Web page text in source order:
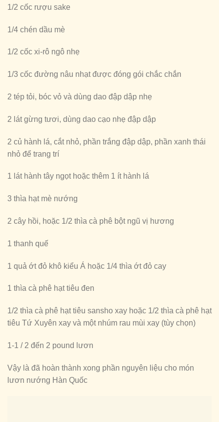
1/2 cốc rượu sake
1/4 chén dầu mè
1/2 cốc xi-rô ngô nhẹ
1/3 cốc đường nâu nhạt được đóng gói chắc chắn
2 tép tỏi, bóc vỏ và dùng dao đập dập nhẹ
2 lát gừng tươi, dùng dao cạo nhẹ đập dập
2 củ hành lá, cắt nhỏ, phần trắng đập dập, phần xanh thái
nhỏ để trang trí
1 lát hành tây ngọt hoặc thêm 1 ít hành lá
3 thìa hạt mè nướng
2 cây hồi, hoặc 1/2 thìa cà phê bột ngũ vị hương
1 thanh quế
1 quả ớt đỏ khô kiểu Á hoặc 1/4 thìa ớt đỏ cay
1 thìa cà phê hạt tiêu đen
1/2 thìa cà phê hạt tiêu sansho xay hoặc 1/2 thìa cà phê hạt
tiêu Tứ Xuyên xay và một nhúm rau mùi xay (tùy chọn)
1-1 / 2 đến 2 pound lươn
Vậy là đã hoàn thành xong phần nguyên liệu cho món
lươn nướng Hàn Quốc